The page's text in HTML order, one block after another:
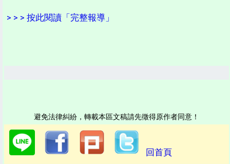
> > > 按此閱讀「完整報導」
避免法律糾紛，轉載本區文稿請先徵得原作者同意！
回首頁